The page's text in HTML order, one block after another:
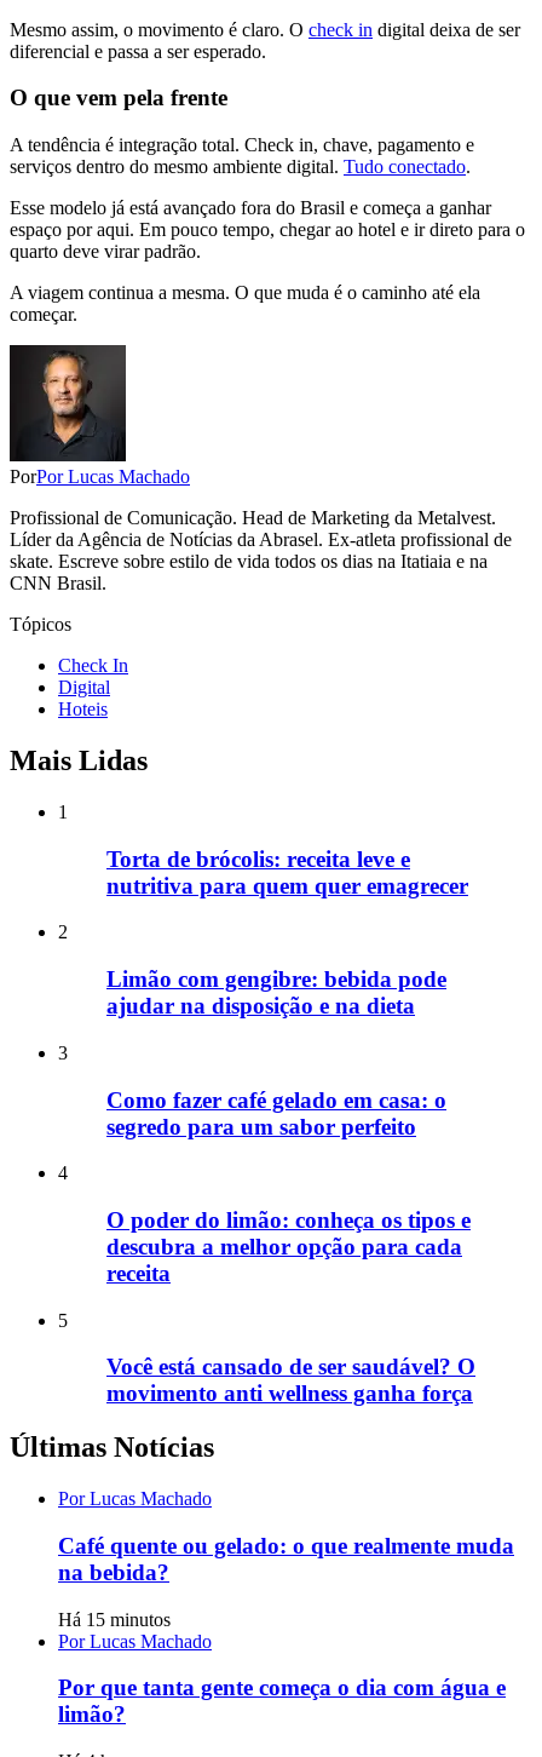
Mesmo assim, o movimento é claro. O check in digital deixa de ser
diferencial e passa a ser esperado.
O que vem pela frente
A tendência é integração total. Check in, chave, pagamento e
serviços dentro do mesmo ambiente digital. Tudo conectado.
Esse modelo já está avançado fora do Brasil e começa a ganhar
espaço por aqui. Em pouco tempo, chegar ao hotel e ir direto para o
quarto deve virar padrão.
A viagem continua a mesma. O que muda é o caminho até ela
começar.
PorPor Lucas Machado
Profissional de Comunicação. Head de Marketing da Metalvest.
Líder da Agência de Notícias da Abrasel. Ex-atleta profissional de
skate. Escreve sobre estilo de vida todos os dias na Itatiaia e na
CNN Brasil.
Tópicos
Check In
Digital
Hoteis
Mais Lidas
1
Torta de brócolis: receita leve e
nutritiva para quem quer emagrecer
2
Limão com gengibre: bebida pode
ajudar na disposição e na dieta
3
Como fazer café gelado em casa: o
segredo para um sabor perfeito
4
O poder do limão: conheça os tipos e
descubra a melhor opção para cada
receita
5
Você está cansado de ser saudável? O
movimento anti wellness ganha força
Últimas Notícias
Por Lucas Machado
Café quente ou gelado: o que realmente muda
na bebida?
Há 15 minutos
Por Lucas Machado
Por que tanta gente começa o dia com água e
limão?